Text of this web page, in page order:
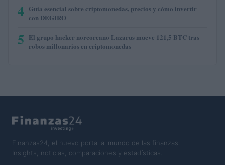
4 Guía esencial sobre criptomonedas, precios y cómo invertir
con DEGIRO
5 El grupo hacker norcoreano Lazarus mueve 121,5 BTC tras
robos millonarios en criptomonedas
Finanzas24, el nuevo portal al mundo de las finanzas.
Insights, noticias, comparaciones y estadísticas.